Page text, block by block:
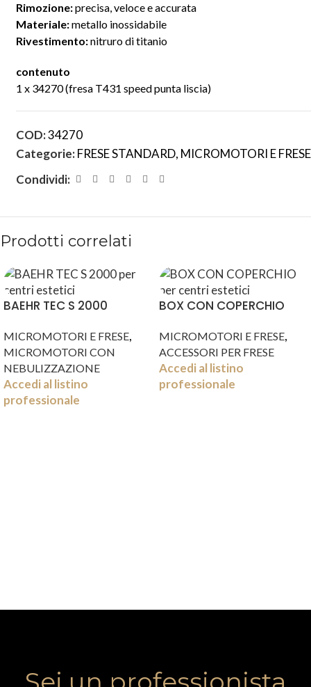
Rimozione:precisa, veloce e accurata
Materiale:metallo inossidabile
Rivestimento:nitruro di titanio
contenuto
1 x 34270 (fresa T431 speed punta liscia)
COD:34270
Categorie:FRESE STANDARD, MICROMOTORI E FRESE
Condividi:
Prodotti correlati
BAEHR TEC S 2000
MICROMOTORI E FRESE,
MICROMOTORI CON
NEBULIZZAZIONE
Accedi al listino
professionale
BOX CON COPERCHIO
MICROMOTORI E FRESE,
ACCESSORI PER FRESE
Accedi al listino
professionale